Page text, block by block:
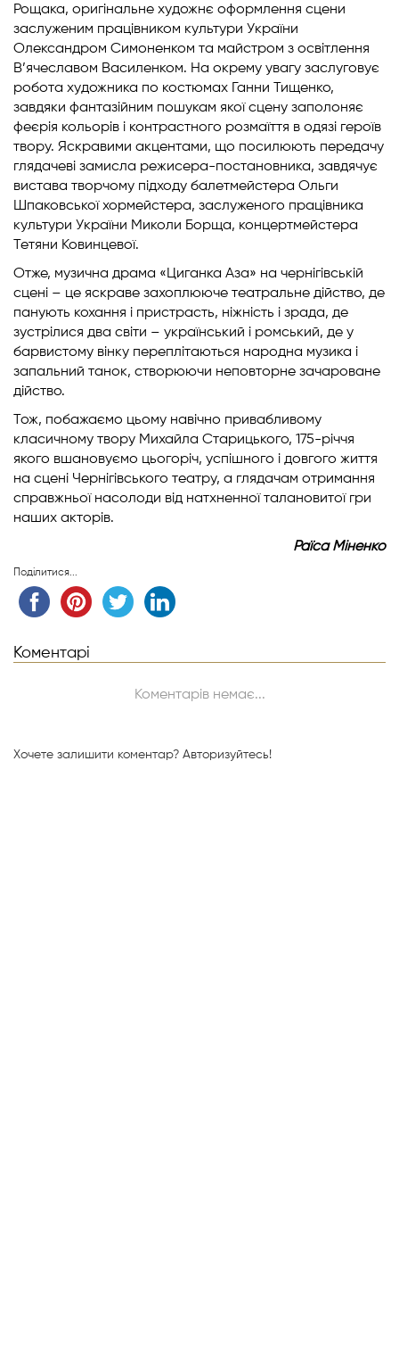
Рощака, оригінальне художнє оформлення сцени
заслуженим працівником культури України
Олександром Симоненком та майстром з освітлення
В’ячеславом Василенком. На окрему увагу заслуговує
робота художника по костюмах Ганни Тищенко,
завдяки фантазійним пошукам якої сцену заполоняє
феєрія кольорів і контрастного розмаїття в одязі героїв
твору. Яскравими акцентами, що посилюють передачу
глядачеві замисла режисера-постановника, завдячує
вистава творчому підходу балетмейстера Ольги
Шпаковської хормейстера, заслуженого працівника
культури України Миколи Борща, концертмейстера
Тетяни Ковинцевої.
Отже, музична драма «Циганка Аза» на чернігівській
сцені – це яскраве захоплююче театральне дійство, де
панують кохання і пристрасть, ніжність і зрада, де
зустрілися два світи – український і ромський, де у
барвистому вінку переплітаються народна музика і
запальний танок, створюючи неповторне зачароване
дійство.
Тож, побажаємо цьому навічно привабливому
класичному твору Михайла Старицького, 175-річчя
якого вшановуємо цьогоріч, успішного і довгого життя
на сцені Чернігівського театру, а глядачам отримання
справжньої насолоди від натхненної талановитої гри
наших акторів.
Раїса Міненко
Поділитися...
Коментарі
Коментарів немає...
Хочете залишити коментар? Авторизуйтесь!